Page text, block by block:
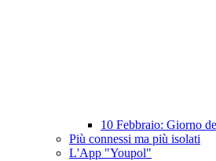
10 Febbraio: Giorno
Più connessi ma più isolati
L'App "Youpol"